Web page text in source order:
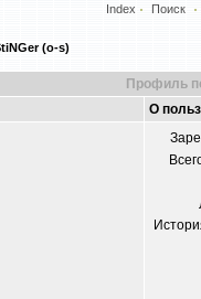
Index Поиск
(o-s)
Профиль
О